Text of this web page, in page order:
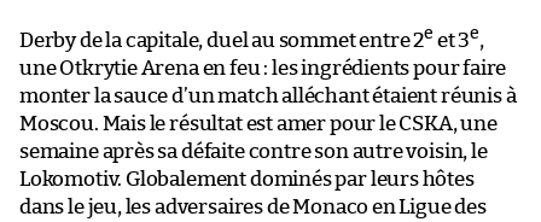
Derby de la capitale, duel au sommet entre 2e et 3e,
une Otkrytie Arena en feu : les ingrédients pour faire
monter la sauce d’un match alléchant étaient réunis à
Moscou. Mais le résultat est amer pour le CSKA, une
semaine après sa défaite contre son autre voisin, le
Lokomotiv. Globalement dominés par leurs hôtes
dans le jeu, les adversaires de Monaco en Ligue des